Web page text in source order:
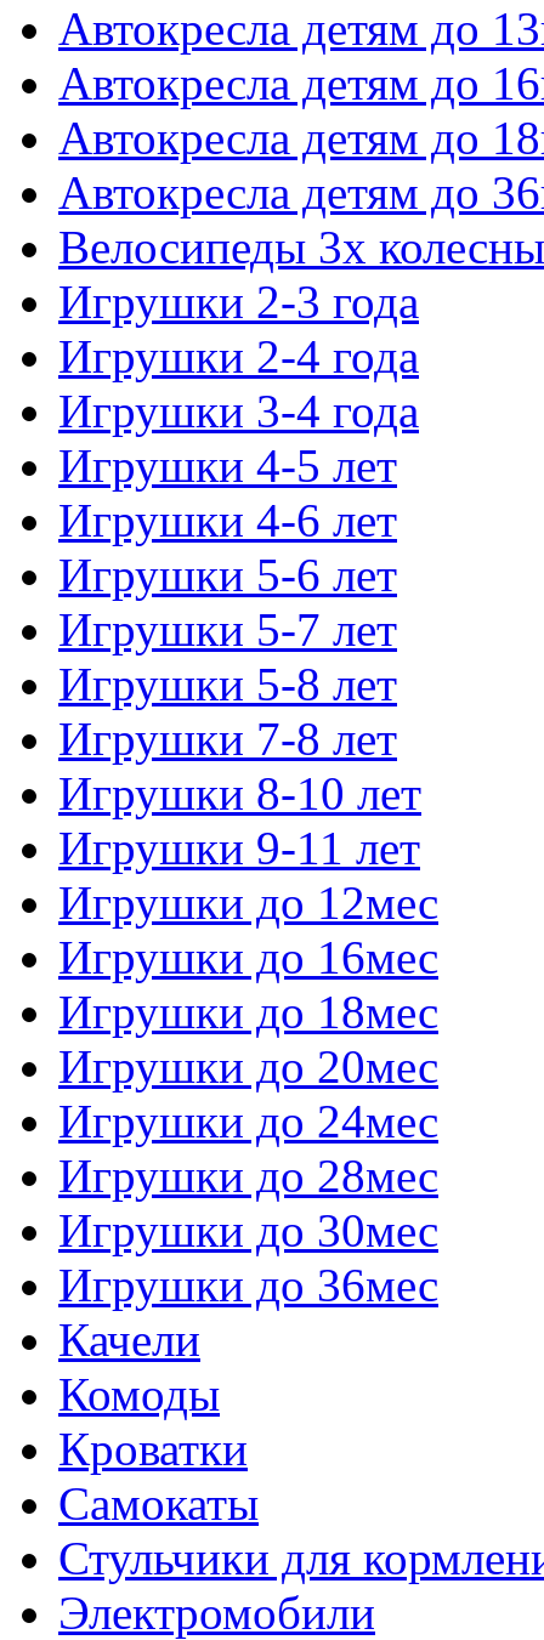
Автокресла детям до
Автокресла детям до
Автокресла детям до
Автокресла детям до
Велосипеды 3х
Игрушки 2-3 года
Игрушки 2-4 года
Игрушки 3-4 года
Игрушки 4-5 лет
Игрушки 4-6 лет
Игрушки 5-6 лет
Игрушки 5-7 лет
Игрушки 5-8 лет
Игрушки 7-8 лет
Игрушки 8-10 лет
Игрушки 9-11 лет
Игрушки до 12мес
Игрушки до 16мес
Игрушки до 18мес
Игрушки до 20мес
Игрушки до 24мес
Игрушки до 28мес
Игрушки до 30мес
Игрушки до 36мес
Качели
Комоды
Кроватки
Самокаты
Стульчики для
Электромобили